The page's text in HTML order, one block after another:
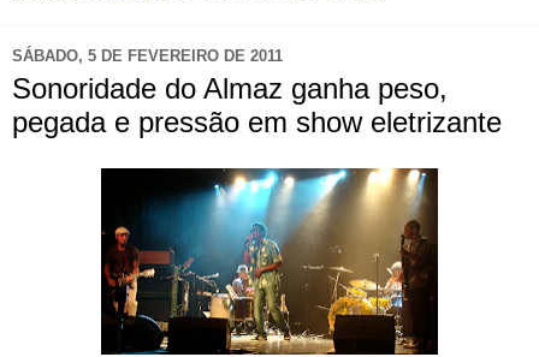
SÁBADO, 5 DE FEVEREIRO DE 2011
Sonoridade do Almaz ganha peso,
pegada e pressão em show eletrizante